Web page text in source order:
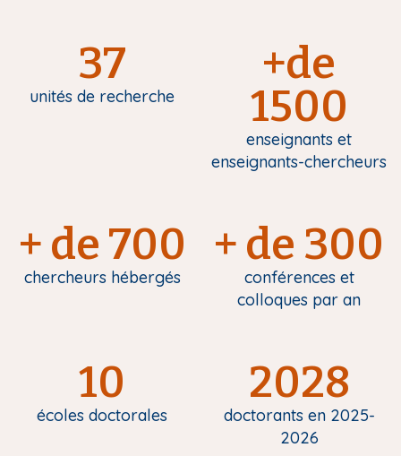
37
unités de recherche
+de
1500
enseignants et
enseignants-chercheurs
+ de 700
chercheurs hébergés
+ de 300
conférences et
colloques par an
10
écoles doctorales
2028
doctorants en 2025-
2026